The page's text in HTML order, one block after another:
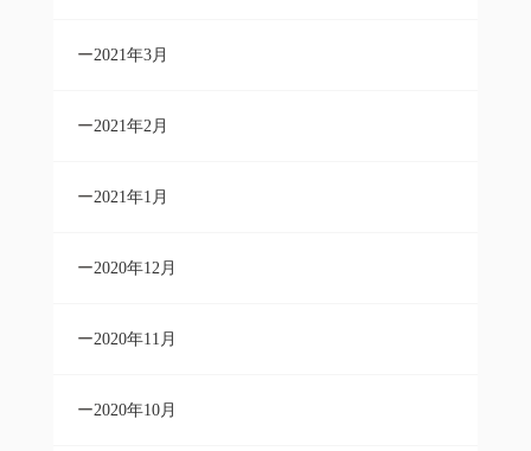
2021年3月
2021年2月
2021年1月
2020年12月
2020年11月
2020年10月